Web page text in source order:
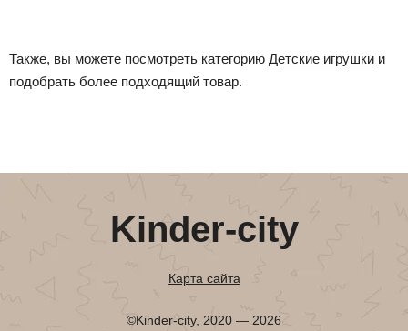
Также, вы можете посмотреть категорию Детские игрушки и
подобрать более подходящий товар.
Kinder-city
Карта сайта
©Kinder-city, 2020 — 2026